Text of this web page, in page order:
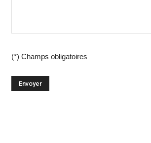
(*) Champs obligatoires